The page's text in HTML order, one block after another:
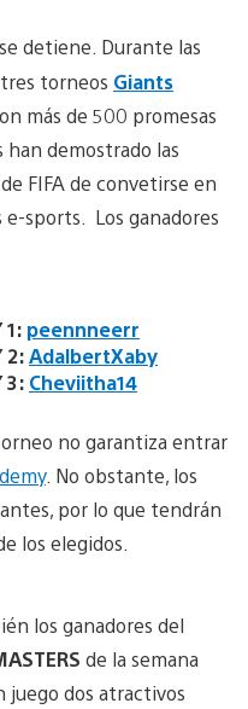
detiene. Durante las
torneos Giants
más de 500 promesas
demostrado las
FIFA de convetirse en
sports. Los ganadores
1: peennneerr
2:AdalbertXaby
3: Cheviitha14
no garantiza entrar
. No obstante, los
por lo que tendrán
los elegidos.
los ganadores del
de la semana
juego dos atractivos